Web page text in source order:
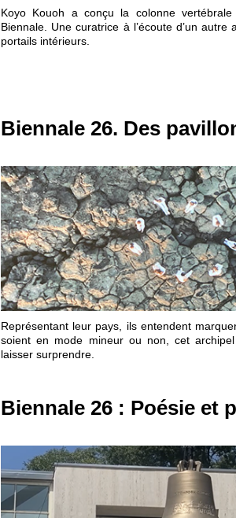
Koyo Kouoh a conçu la colonne
Biennale. Une curatrice à l’écoute d’un
portails intérieurs.
Biennale 26. Des
Représentant leur pays, ils entendent
soient en mode mineur ou non, cet
laisser surprendre.
Biennale 26 : Poésie et